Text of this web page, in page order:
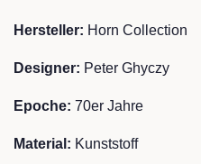
Hersteller: Horn Collection
Designer: Peter Ghyczy
Epoche: 70er Jahre
Material: Kunststoff